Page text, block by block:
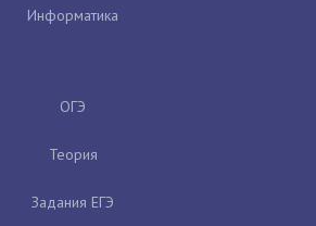
Информатика
ОГЭ
Теория
Задания ЕГЭ